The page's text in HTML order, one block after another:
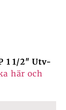
1 1/2″ Utv-
här och